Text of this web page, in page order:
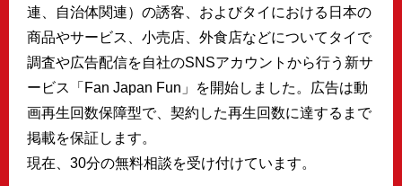
連、自治体関連）の誘客、およびタイにおける日本の
商品やサービス、小売店、外食店などについてタイで
調査や広告配信を自社のSNSアカウントから行う新サ
ービス「Fan Japan Fun」を開始しました。広告は動
画再生回数保障型で、契約した再生回数に達するまで
掲載を保証します。
現在、30分の無料相談を受け付けています。